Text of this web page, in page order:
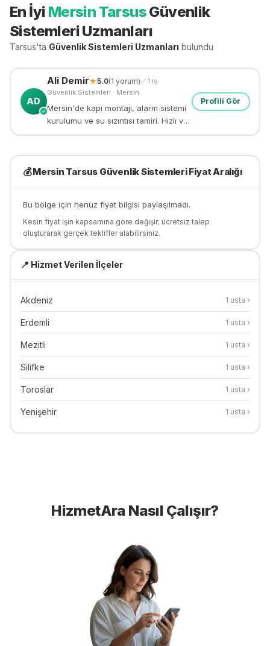
En İyi Mersin TarsusGüvenlik
SistemleriUzmanları
Tarsus'ta Güvenlik Sistemleri Uzmanları bulundu
AD
✓
Ali Demir★5.0(1 yorum)✅ 1 iş
Güvenlik Sistemleri · Mersin
Mersin'de kapı montajı, alarm sistemi
kurulumu ve su sızıntısı tamiri. Hızlı ve
güvenilir tamir hizmeti.
Profili Gör
💰Mersin Tarsus Güvenlik SistemleriFiyat Aralığı
Bu bölge için henüz fiyat bilgisi paylaşılmadı.
Kesin fiyat işin kapsamına göre değişir; ücretsiz talep
oluşturarak gerçek teklifler alabilirsiniz.
📍 Hizmet Verilen İlçeler
Akdeniz 1 usta ›
Erdemli 1 usta ›
Mezitli 1 usta ›
Silifke 1 usta ›
Toroslar 1 usta ›
Yenişehir 1 usta ›
HizmetAra Nasıl Çalışır?